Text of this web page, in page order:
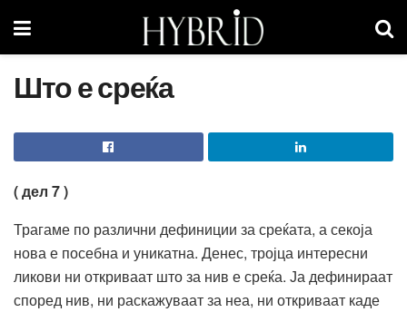
Што е среќа
( дел 7 )
Трагаме по различни дефиниции за среќата, а секоја
нова е посебна и уникатна. Денес, тројца интересни
ликови ни откриваат што за нив е среќа. Ја дефинираат
според нив, ни раскажуваат за неа, ни откриваат каде